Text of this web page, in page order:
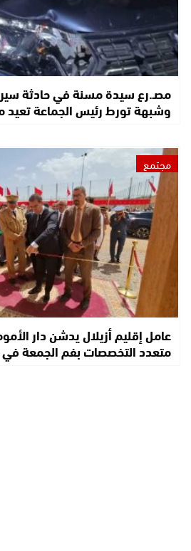
مصـ.رع سيدة مسنة في حادثة سير
وشبهة تورط رئيس الجماعة
مجتمع
عامل إقليم أزيلال يدشن دار
متعدد التخصصات بفم الجمعة